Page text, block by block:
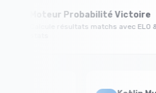
Moteur Probabilité
Calcule résultats matchs avec